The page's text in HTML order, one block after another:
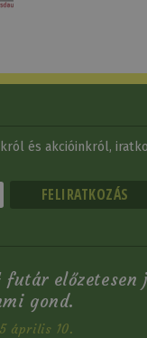
és akcióinkról,
előzetesen
gond.
április 10.